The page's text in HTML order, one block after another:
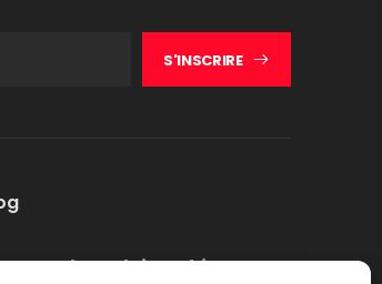
S'INSCRIRE
Rappel produit Makita –